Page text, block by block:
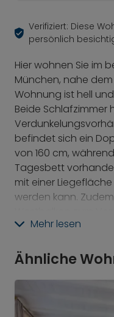
Verifiziert: Diese
persönlich
Hier wohnen Sie im
München, nahe
Wohnung ist hell
Beide Schlafzimmer
befindet sich ein
von 160 cm,
Tagesbett
mit einer
werden kann.
erstklassigen
Eisbachwelle im
zur Isar. Zahlreiche
Angebote sowie die
Bahn-Station Lehel
Mehr lesen
Ähnliche